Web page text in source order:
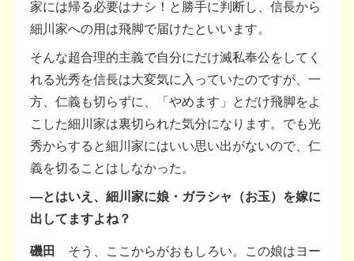
家には帰る必要はナシ！と勝手に判断し、信長から
細川家への用は飛脚で届けたといいます。
そんな超合理的主義で自分にだけ滅私奉公をしてく
れる光秀を信長は大変気に入っていたのですが、一
方、仁義も切らずに、「やめます」とだけ飛脚をよ
こした細川家は裏切られた気分になります。でも光
秀からすると細川家にはいい思い出がないので、仁
義を切ることはしなかった。
―とはいえ、細川家に娘・ガラシャ（お玉）を嫁に
出してますよね？
磯田 そう、ここからがおもしろい。この娘はヨー